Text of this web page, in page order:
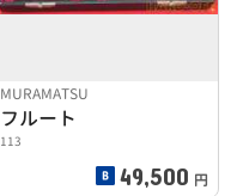
MURAMATSU
フルート
113
49,500 円